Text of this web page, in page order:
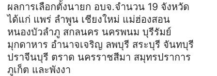
ผลการเลือกตั้งนายก อบจ.จำนวน 19 จังหวัด
ได้แก่ แพร่ ลำพูน เชียงใหม่ แม่ฮ่องสอน
หนองบัวลำภู สกลนคร นครพนม บุรีรัมย์
มุกดาหาร อำนาจเจริญ ลพบุรี สระบุรี จันทบุรี
ปราจีนบุรี ตราด นครราชสีมา สมุทรปราการ
ภูเก็ต และพังงา